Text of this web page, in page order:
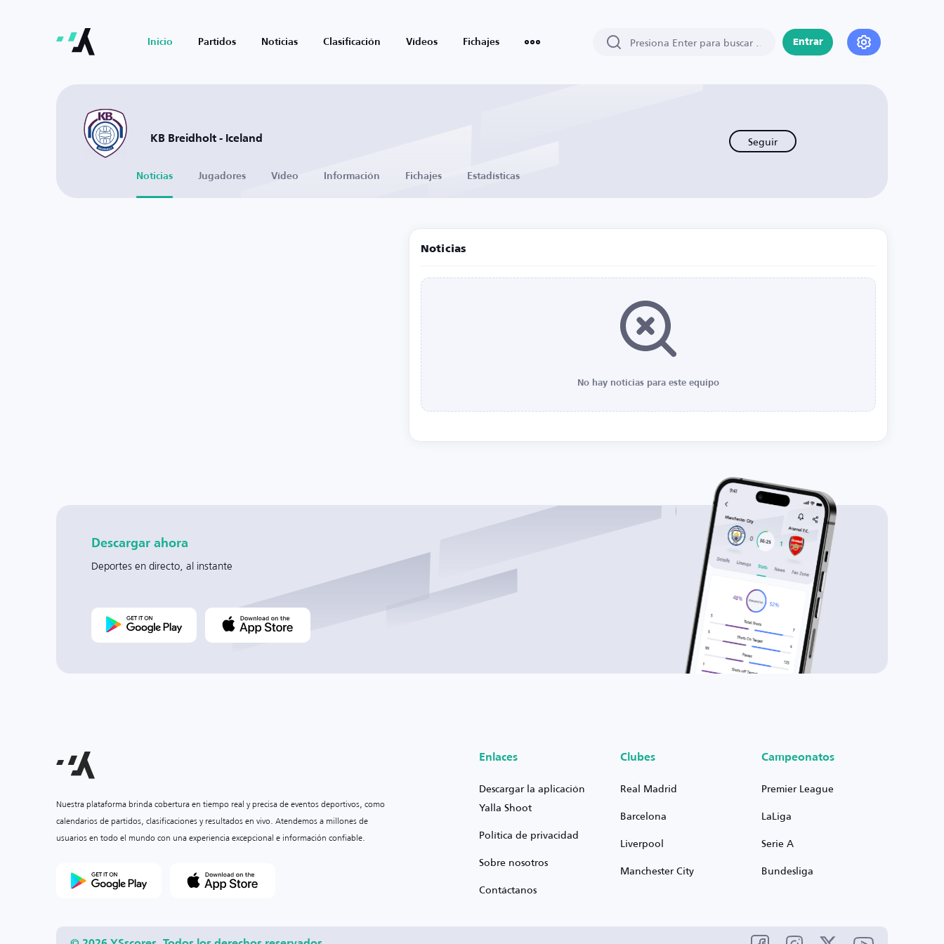
Inicio Partidos Noticias Clasificación Vídeos Fichajes Entrar
KB Breidholt - Iceland Seguir
Noticias Jugadores Vídeo Información Fichajes Estadísticas
Noticias
No hay noticias para este equipo
Descargar ahora
Deportes en directo, al instante
Nuestra plataforma brinda cobertura en tiempo real y precisa de eventos deportivos, como
calendarios de partidos, clasificaciones y resultados en vivo. Atendemos a millones de
usuarios en todo el mundo con una experiencia excepcional e información confiable.
Enlaces
Descargar la aplicación
Yalla Shoot
Política de privacidad
Sobre nosotros
Contáctanos
Clubes
Real Madrid
Barcelona
Liverpool
Manchester City
Campeonatos
Premier League
LaLiga
Serie A
Bundesliga